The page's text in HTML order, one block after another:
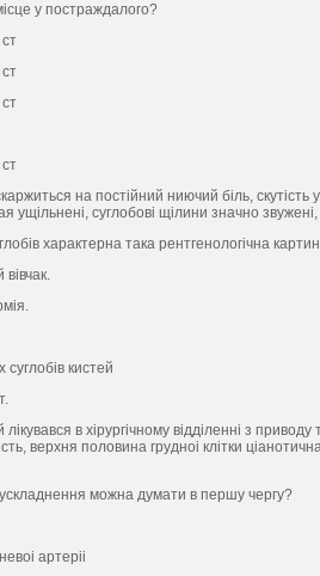
у постраждалого?
на постiйний ниючий бiль,
ущiльненi, суглобовi щiлини значно
характерна така рентгенологiчна
вiвчак.
кистей
лiкувався в хiрургiчному вiддiленнi з
верхня половина грудноi клiтки
можна думати в першу чергу?
артерii